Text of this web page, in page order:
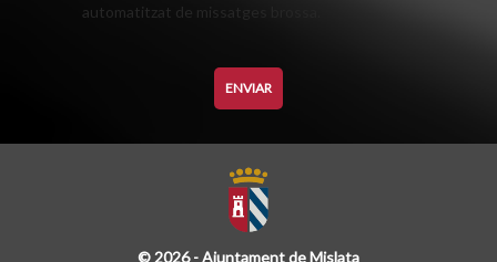
automatitzat de missatges brossa.
© 2026 - Ajuntament de Mislata